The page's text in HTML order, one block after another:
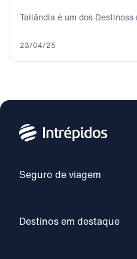
Tailândia é um dos
23/04/25
Seguro de viagem
Destinos em destaque